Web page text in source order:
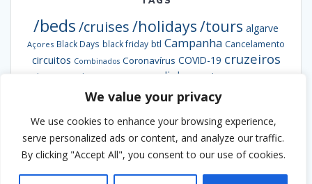
We value your privacy
We use cookies to enhance your browsing experience,
serve personalized ads or content, and analyze our traffic.
By clicking "Accept All", you consent to our use of cookies.
/beds/cruises/holidays/tours algarve
Açores Black Days black friday btl Campanha Cancelamento
circuitos Combinados Coronavírus COVID-19 cruzeiros
destaques da semana escapadinhas Exclusiva
grandes viagens hoteis hotel hotéis informação
Ofertas pacotes
portugal praias semana santa Smybeds Smycruises
SmyholidaysSmytours Smytravel
antecipada Verão